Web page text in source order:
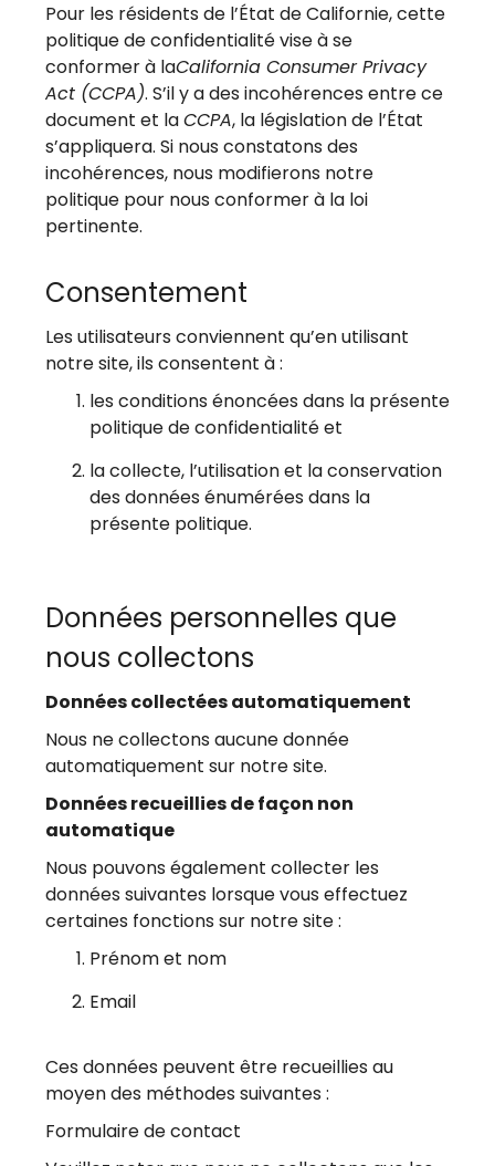
Pour les résidents de l’État de Californie, cette
politique de confidentialité vise à se
conformer à laCalifornia Consumer Privacy
Act (CCPA). S’il y a des incohérences entre ce
document et laCCPA, la législation de l’État
s’appliquera. Si nous constatons des
incohérences, nous modifierons notre
politique pour nous conformer à la loi
pertinente.
Consentement
Les utilisateurs conviennent qu’en utilisant
notre site, ils consentent à :
les conditions énoncées dans la présente
politique de confidentialité et
la collecte, l’utilisation et la conservation
des données énumérées dans la
présente politique.
Données personnelles que
nous collectons
Données collectées automatiquement
Nous ne collectons aucune donnée
automatiquement sur notre site.
Données recueillies de façon non
automatique
Nous pouvons également collecter les
données suivantes lorsque vous effectuez
certaines fonctions sur notre site :
Prénom et nom
Email
Ces données peuvent être recueillies au
moyen des méthodes suivantes :
Formulaire de contact